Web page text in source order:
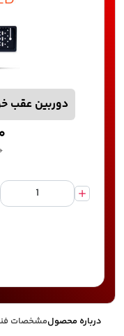
دوربین عقب
درباره محصولمشخصات